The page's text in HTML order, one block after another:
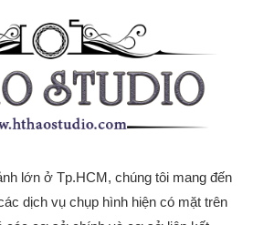
lớn ở Tp.HCM, chúng tôi mang đến
dịch vụ chụp hình hiện có mặt trên